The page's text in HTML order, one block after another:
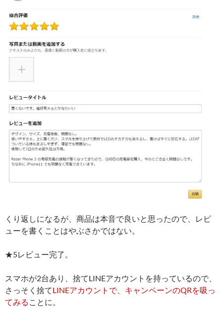
くり返しになるが、商品は本音で良いと思ったので、レビ
ューを書くことはやぶさかではない。
★5レビュー完了。
スマホが2台あり、捨てLINEアカウントを持っているので、
さっそく捨てLINEアカウントで、キャンペーンのQRを吸っ
てみる ことに。